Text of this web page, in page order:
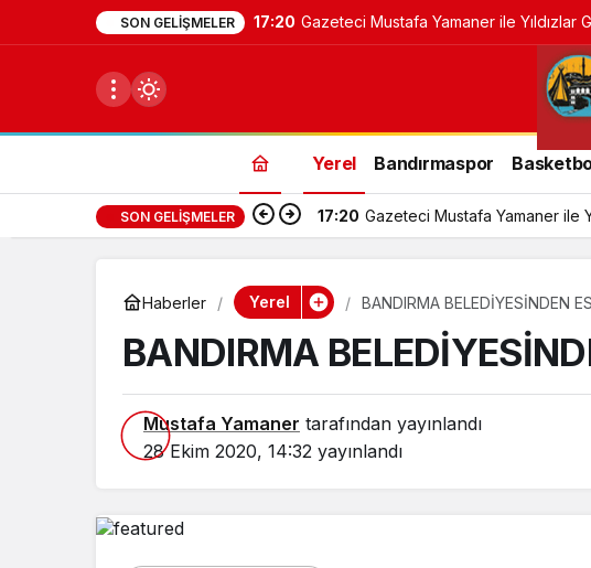
SON GELIŞMELER
Yerel Bandırmaspor
SON GELIŞMELER
Haberler Yerel BANDIRMA BELEDİYESİNDEN
BANDIRMA
Mustafa Yamaner tarafından yayınlandı
28 Ekim 2020, 14:32 yayınlandı